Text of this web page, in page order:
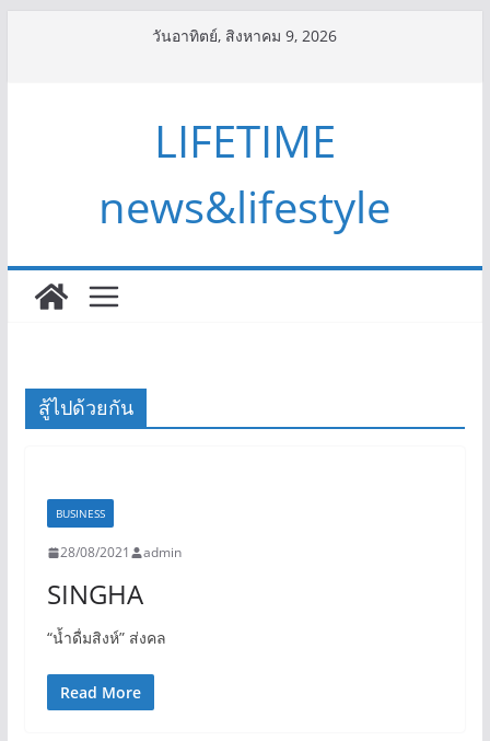
วันอาทิตย์, สิงหาคม 9, 2026
LIFETIME
news&lifestyle
สู้ไปด้วยกัน
BUSINESS
28/08/2021 admin
SINGHA
“น้ำดื่มสิงห์” ส่งคล
Read More